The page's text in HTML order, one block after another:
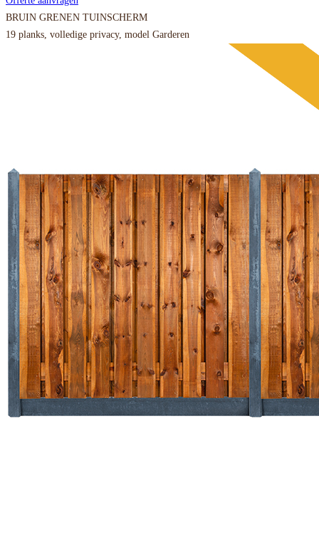
BRUIN GRENEN TUINSCHERM
19 planks, volledige privacy, model Garderen